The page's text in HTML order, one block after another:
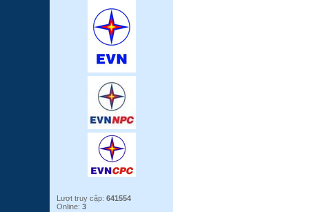
Lượt truy cập: 641554
Online: 3